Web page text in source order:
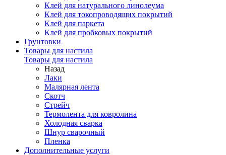
Клей для натурального линолеума
Клей для токопроводящих покрытий
Клей для паркета
Клей для пробковых покрытий
Грунтовки
Товары для настила
Товары для настила
Назад
Лаки
Малярная лента
Скотч
Стрейч
Термолента для ковролина
Холодная сварка
Шнур сварочный
Пленка
Дополнительные услуги